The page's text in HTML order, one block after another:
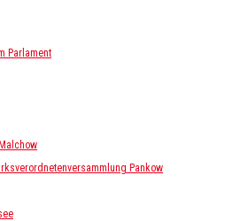
Parlament
Pankow